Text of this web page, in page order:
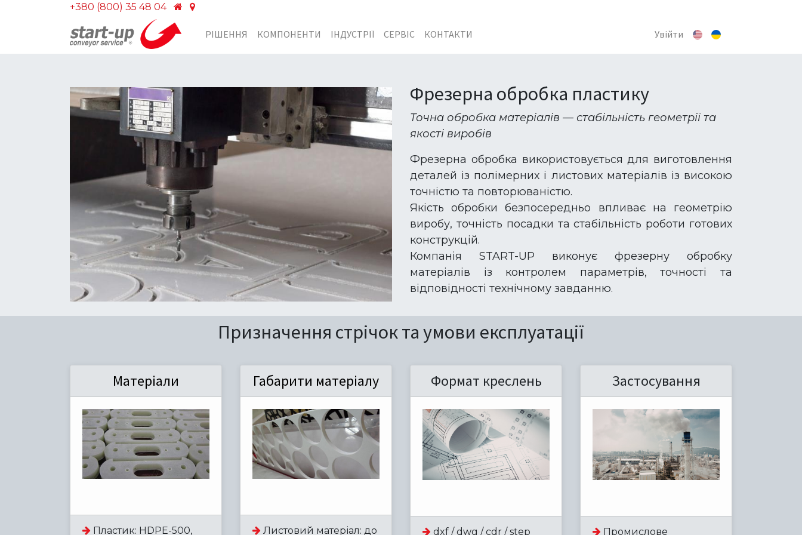
+380 (800) 35 48 04
РІШЕННЯ КОМПОНЕНТИ ІНДУСТРІЇ СЕРВІС КОНТАКТИ Увійти
Фрезерна обробка пластику
Точна обробка матеріалів — стабільність геометрії та
якості виробів
Фрезерна обробка використовується для виготовлення
деталей із полімерних і листових матеріалів із високою
точністю та повторюваністю.
Якість обробки безпосередньо впливає на геометрію
виробу, точність посадки та стабільність роботи готових
конструкцій.
Компанія START-UP виконує фрезерну обробку
матеріалів із контролем параметрів, точності та
відповідності технічному завданню.
Призначення стрічок та умови експлуатації
Матеріали
Пластик: HDPE-500,
Габарити матеріалу
Листовий матеріал: до
Формат креслень
dxf / dwg / cdr / step
Застосування
Промислове